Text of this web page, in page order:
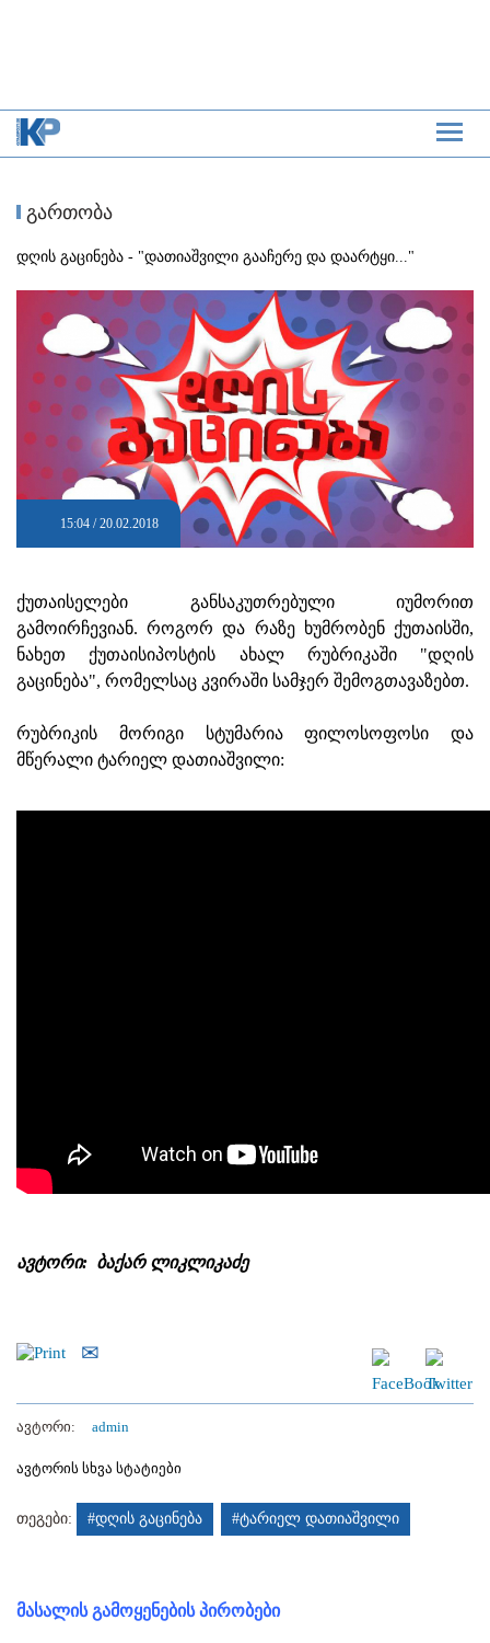
გართობა
დღის გაცინება - "დათიაშვილი გააჩერე და დაარტყი..."
15:04 / 20.02.2018
ქუთაისელები განსაკუთრებული იუმორით
გამოირჩევიან.როგორ და რაზე ხუმრობენ ქუთაისში,
ნახეთ ქუთაისიპოსტის ახალ რუბრიკაში "დღის
გაცინება", რომელსაც კვირაში სამჯერ შემოგთავაზებთ.
რუბრიკის მორიგი სტუმარია ფილოსოფოსი და
მწერალი ტარიელ დათიაშვილი:
ავტორი: ბაქარ ლიკლიკაძე
ავტორი: admin
ავტორის სხვა სტატიები
თეგები: #დღის გაცინება #ტარიელ დათიაშვილი
მასალის გამოყენების პირობები